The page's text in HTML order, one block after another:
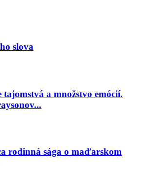
slova
tajomstvá a množstvo emócií.
rodinná sága o maďarskom